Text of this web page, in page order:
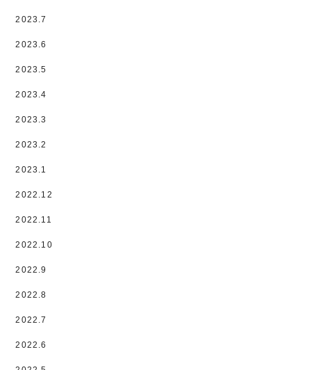
2023.7
2023.6
2023.5
2023.4
2023.3
2023.2
2023.1
2022.12
2022.11
2022.10
2022.9
2022.8
2022.7
2022.6